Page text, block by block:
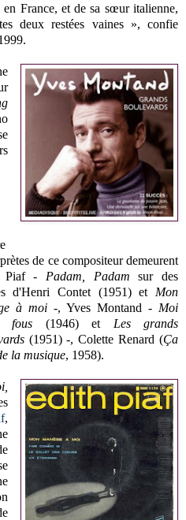
France, et de sa sœur italienne,
deux restées vaines », confie
de ce compositeur demeurent
Piaf - Padam, Padamsur des
d'Henri Contet (1951) et Mon
à moi-, Yves Montand - Moi
fous (1946) et Les grands
(1951) -, Colette Renard (Ça
la musique, 1958).
,